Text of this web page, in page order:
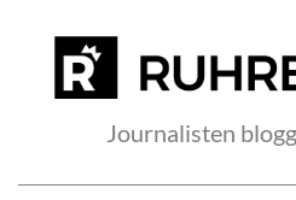
Journalisten